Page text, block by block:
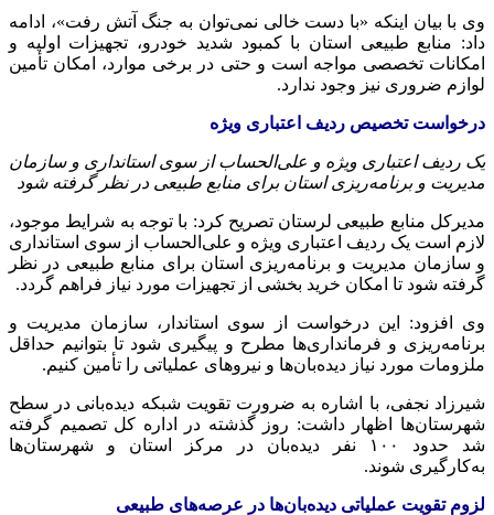
وی با بیان اینکه «با دست خالی نمی‌توان به جنگ آتش رفت»، ادامه
داد: منابع طبیعی استان با کمبود شدید خودرو، تجهیزات اولیه و
امکانات تخصصی مواجه است و حتی در برخی موارد، امکان تأمین
لوازم ضروری نیز وجود ندارد.
درخواست تخصیص ردیف اعتباری ویژه
یک ردیف اعتباری ویژه و علی‌الحساب از سوی استانداری و سازمان
مدیریت و برنامه‌ریزی استان برای منابع طبیعی در نظر گرفته شود
مدیرکل منابع طبیعی لرستان تصریح کرد: با توجه به شرایط موجود،
لازم است یک ردیف اعتباری ویژه و علی‌الحساب از سوی استانداری
و سازمان مدیریت و برنامه‌ریزی استان برای منابع طبیعی در نظر
گرفته شود تا امکان خرید بخشی از تجهیزات مورد نیاز فراهم گردد.
وی افزود: این درخواست از سوی استاندار، سازمان مدیریت و
برنامه‌ریزی و فرمانداری‌ها مطرح و پیگیری شود تا بتوانیم حداقل
ملزومات مورد نیاز دیده‌بان‌ها و نیروهای عملیاتی را تأمین کنیم.
شیرزاد نجفی، با اشاره به ضرورت تقویت شبکه دیده‌بانی در سطح
شهرستان‌ها اظهار داشت: روز گذشته در اداره کل تصمیم گرفته
شد حدود ۱۰۰ نفر دیده‌بان در مرکز استان و شهرستان‌ها
به‌کارگیری شوند.
لزوم تقویت عملیاتی دیده‌بان‌ها در عرصه‌های طبیعی